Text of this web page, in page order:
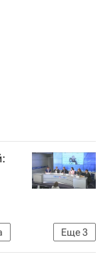
Еще3